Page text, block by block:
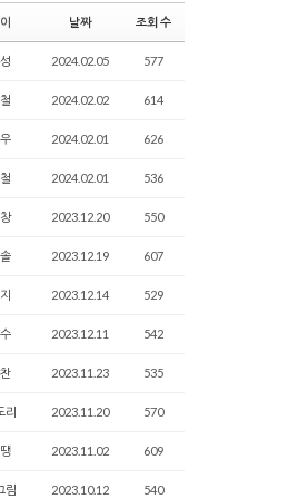
날짜 조회 수
2024.02.05 577
2024.02.02 614
2024.02.01 626
2024.02.01 536
2023.12.20 550
2023.12.19 607
2023.12.14 529
2023.12.11 542
2023.11.23 535
리 2023.11.20 570
2023.11.02 609
림 2023.10.12 540